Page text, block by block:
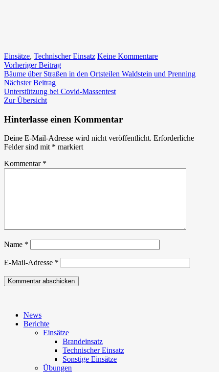
Einsätze, Technischer Einsatz Keine Kommentarezu
bedrohen
Beitragsnavigation
Vorheriger BeitragVorheriger
Beitrag:
Bäume über Straßen in den Ortsteilen Waldstein und Prenning
Nächster BeitragNächster
Beitrag:
Unterstützung bei Covid-Massentest
Zur Übersicht
Hinterlasse einen Kommentar
Deine E-Mail-Adresse wird nicht veröffentlicht. Erforderliche
Felder sind mit * markiert
Kommentar *
Name *
E-Mail-Adresse *
News
Berichte
Einsätze
Brandeinsatz
Technischer Einsatz
Sonstige Einsätze
Übungen